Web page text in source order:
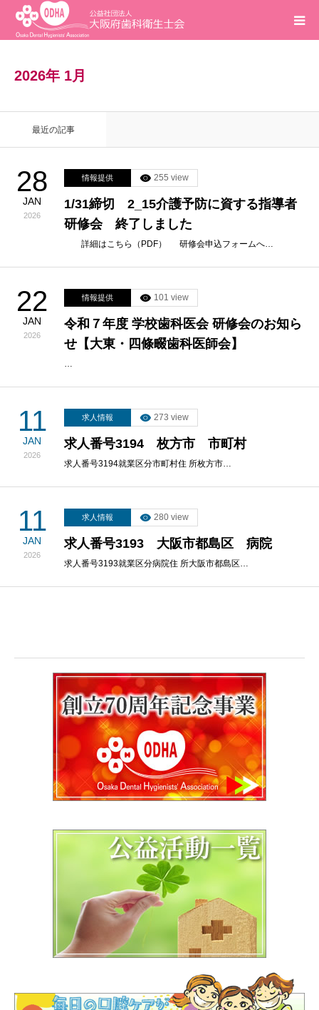
2026年 1月
最近の記事
28
JAN
2026
情報提供 255 view
1/31締切 2_15介護予防に資する指導者
研修会 終了しました
詳細はこちら（PDF） 研修会申込フォームへ…
22
JAN
2026
情報提供 101 view
令和７年度 学校歯科医会 研修会のお知ら
せ【大東・四條畷歯科医師会】
…
11
JAN
2026
求人情報 273 view
求人番号3194 枚方市 市町村
求人番号3194就業区分市町村住 所枚方市…
11
JAN
2026
求人情報 280 view
求人番号3193 大阪市都島区 病院
求人番号3193就業区分病院住 所大阪市都島区…
活動報告
研修会
問合せ